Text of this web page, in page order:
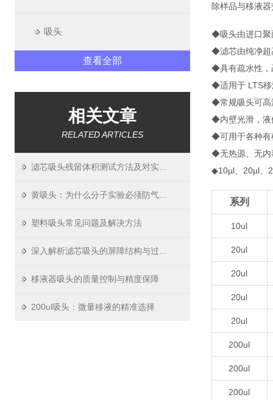
吸头
查看全部
相关文章
RELATED ARTICLES
塑料吸头常见问题及解决方法
移液器吸头的质量控制与精度保障
200ul吸头：微量移液的精准选择
除样品与移液
◆吸头由进口聚
◆滤芯由纯净超
◆具有疏水性，
◆适用于 LTS移
◆常规吸头可
◆内壁光滑，液
◆可用于各种有
◆无热源、无内
◆10µl、20µl、
系列
10ul
20ul
20ul
20ul
20ul
200ul
200ul
200ul